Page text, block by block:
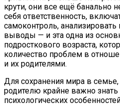
крути, они все ещё банально
себя ответственность,
самоконтроль, анализировать
выводы — и эта одна из
подросткового возраста,
количество проблем в
и их родителями.
Для сохранения мира в семье,
родителю крайне важно знать
психологических